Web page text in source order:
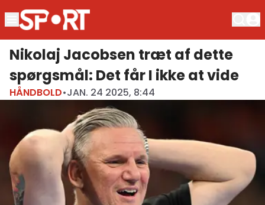
Nikolaj Jacobsen træt af dette
spørgsmål: Det får I ikke at vide
HÅNDBOLD•JAN. 24 2025, 8:44